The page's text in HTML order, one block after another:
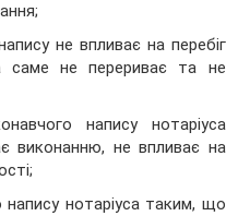
не впливає на перебіг
саме не перериває та не
напису нотаріуса
виконанню, не впливає на
напису нотаріуса таким, що